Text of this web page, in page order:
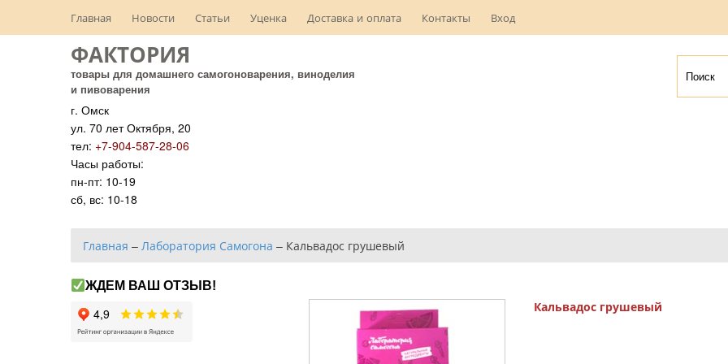
Главная Новости Статьи Уценка Доставка и оплата Контакты Вход
ФАКТОРИЯ
товары для домашнего самогоноварения, виноделия
и пивоварения
г. Омск
ул. 70 лет Октября, 20
тел: +7-904-587-28-06
Часы работы:
пн-пт: 10-19
сб, вс: 10-18
Главная – Лаборатория Самогона – Кальвадос грушевый
Кальвадос грушевый
ЖДЕМ ВАШ ОТЗЫВ!